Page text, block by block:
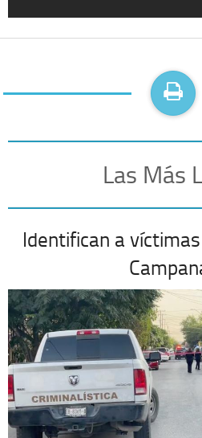
Las Más
Identifican a